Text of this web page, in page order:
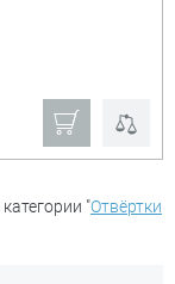
"Отвёртки